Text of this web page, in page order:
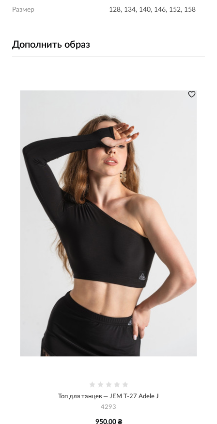
Размер
128, 134, 140, 146, 152, 158
Дополнить образ
Топ для танцев — JEM Т-27 Adele J
4293
950.00 ₴